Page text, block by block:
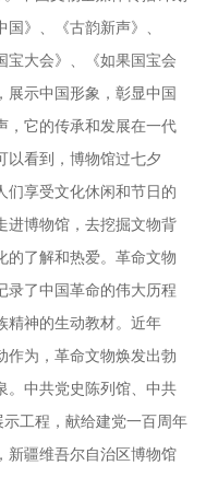
》、《古韵新声》、
宝大会》、《如果国宝会
展示中国形象，彰显中国
，它的传承和发展在一代
以看到，博物馆过七夕
们享受文化休闲和节日的
进博物馆，去挖掘文物背
的了解和热爱。革命文物
录了中国革命的伟大历程
精神的生动教材。近年
作为，革命文物焕发出勃
。中共党史陈列馆、中共
工程，献给建党一百周年
新疆维吾尔自治区博物馆